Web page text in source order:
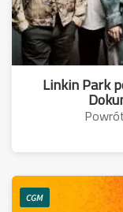
Linkin Park
CGM